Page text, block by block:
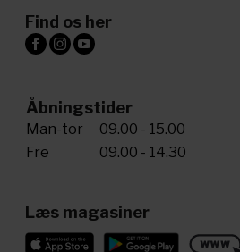
Find os her
Åbningstider
Man-tor
09.00 - 15.00
Fre
09.00 - 14.30
Læs magasiner